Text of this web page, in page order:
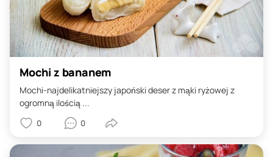
Mochi z bananem
Mochi-najdelikatniejszy japoński deser z mąki ryżowej z
ogromną ilością ...
0 0